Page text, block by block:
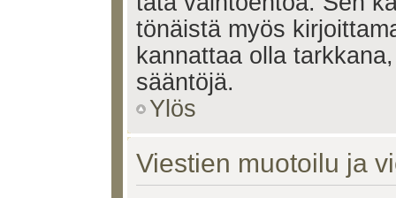
tönäistä myös
kannattaa olla
sääntöjä.
Ylös
Viestien muotoilu ja